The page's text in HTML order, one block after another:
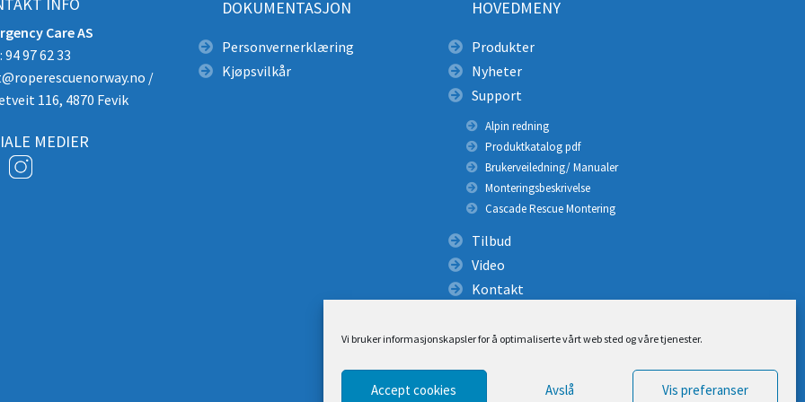
Vi bruker informasjonskapsler for å optimaliserte vårt web sted og våre tjenester.
Accept cookies Avslå Vis preferanser
Care AS
94 97 62 33
/
116, 4870 Fevik
MEDIER
DOKUMENTASJON
Personvernerklæring
Kjøpsvilkår
HOVEDMENY
Produkter
Nyheter
Support
Alpin redning
Produktkatalog pdf
Brukerveiledning/ Manualer
Monteringsbeskrivelse
Cascade Rescue Montering
Tilbud
Video
Kontakt